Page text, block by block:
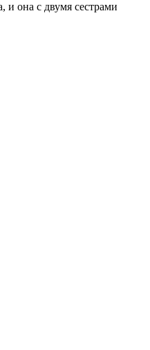
и она с двумя сестрами